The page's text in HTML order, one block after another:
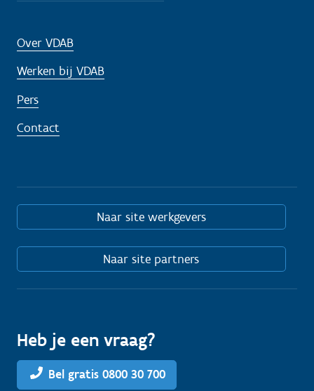
Over VDAB
Werken bij VDAB
Pers
Contact
Naar site werkgevers
Naar site partners
Heb je een vraag?
Bel gratis 0800 30 700